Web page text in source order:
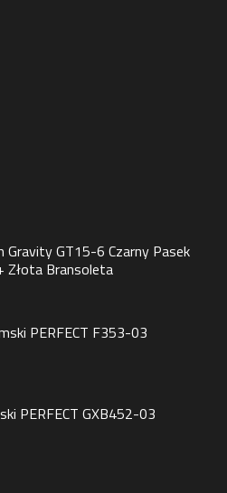
Gravity GT15-6 Czarny Pasek
Złota Bransoleta
PERFECT F353-03
PERFECT GXB452-03